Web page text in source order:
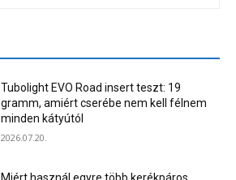
Tubolight EVO Road insert teszt: 19
gramm, amiért cserébe nem kell félnem
minden kátyútól
2026.07.20.